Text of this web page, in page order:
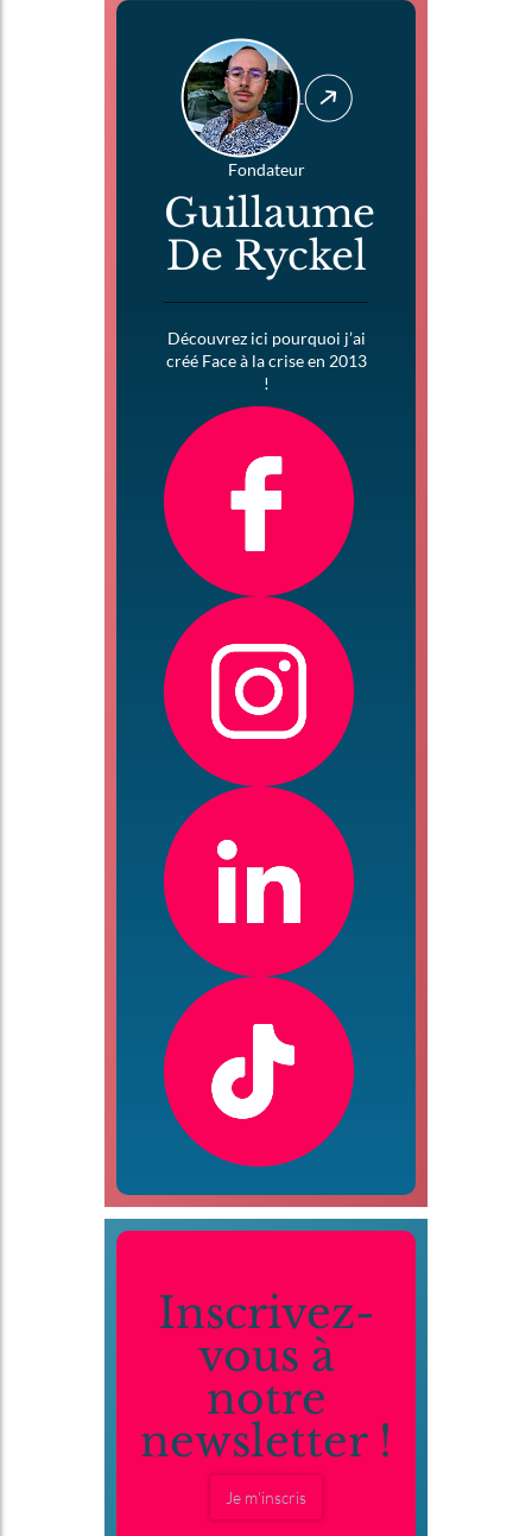
Fondateur
Guillaume
De Ryckel
Découvrez ici pourquoi j’ai
créé Face à la crise en 2013
!
Inscrivez-
vous à
notre
newsletter !
Je m'inscris